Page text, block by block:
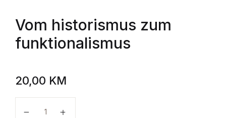
Vom historismus zum
funktionalismus
20,00 KM